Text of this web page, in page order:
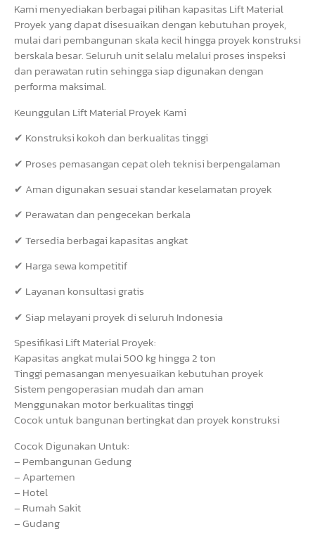
Kami menyediakan berbagai pilihan kapasitas Lift Material
Proyek yang dapat disesuaikan dengan kebutuhan proyek,
mulai dari pembangunan skala kecil hingga proyek konstruksi
berskala besar. Seluruh unit selalu melalui proses inspeksi
dan perawatan rutin sehingga siap digunakan dengan
performa maksimal.
Keunggulan Lift Material Proyek Kami
✔ Konstruksi kokoh dan berkualitas tinggi
✔ Proses pemasangan cepat oleh teknisi berpengalaman
✔ Aman digunakan sesuai standar keselamatan proyek
✔ Perawatan dan pengecekan berkala
✔ Tersedia berbagai kapasitas angkat
✔ Harga sewa kompetitif
✔ Layanan konsultasi gratis
✔ Siap melayani proyek di seluruh Indonesia
Spesifikasi Lift Material Proyek:
Kapasitas angkat mulai 500 kg hingga 2 ton
Tinggi pemasangan menyesuaikan kebutuhan proyek
Sistem pengoperasian mudah dan aman
Menggunakan motor berkualitas tinggi
Cocok untuk bangunan bertingkat dan proyek konstruksi
Cocok Digunakan Untuk:
– Pembangunan Gedung
– Apartemen
– Hotel
– Rumah Sakit
– Gudang